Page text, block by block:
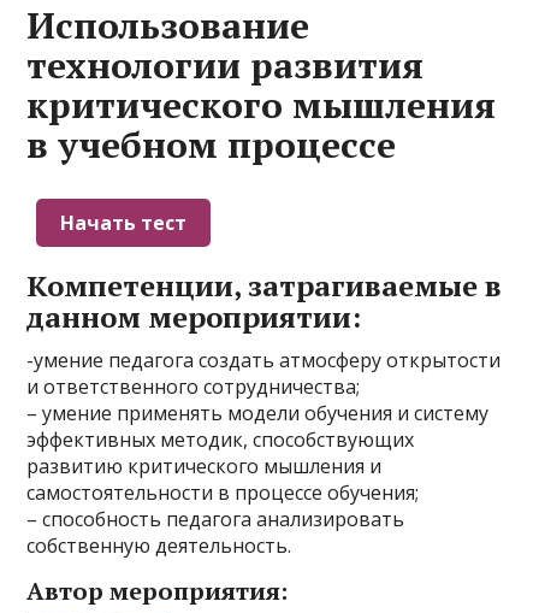
Использование
технологии развития
критического мышления
в учебном процессе
Компетенции, затрагиваемые в
данном мероприятии:
-умение педагога создать атмосферу открытости
и ответственного сотрудничества;
– умение применять модели обучения и систему
эффективных методик, способствующих
развитию критического мышления и
самостоятельности в процессе обучения;
– способность педагога анализировать
собственную деятельность.
Автор мероприятия: